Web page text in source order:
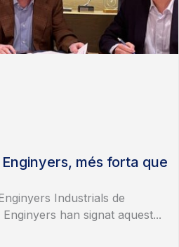
més forta que
Industrials de
han signat aquest...